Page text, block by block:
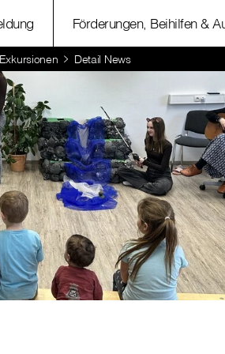
Förderungen, Beihilfen &
Detail News